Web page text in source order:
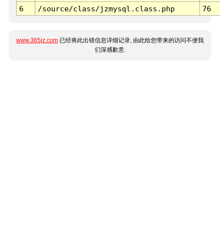
6
/source/class/jzmysql.class.php 76
www.365jz.com 已经将此出错信息详细记录, 由此给您带来的访问不便我
们深感歉意.